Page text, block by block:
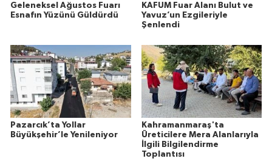
Geleneksel Ağustos Fuarı
Esnafın Yüzünü Güldürdü
KAFUM Fuar Alanı Bulut ve
Yavuz’un Ezgileriyle
Şenlendi
Pazarcık’ta Yollar
Büyükşehir’le Yenileniyor
Kahramanmaraş'ta
Üreticilere Mera Alanlarıyla
İlgili Bilgilendirme
Toplantısı